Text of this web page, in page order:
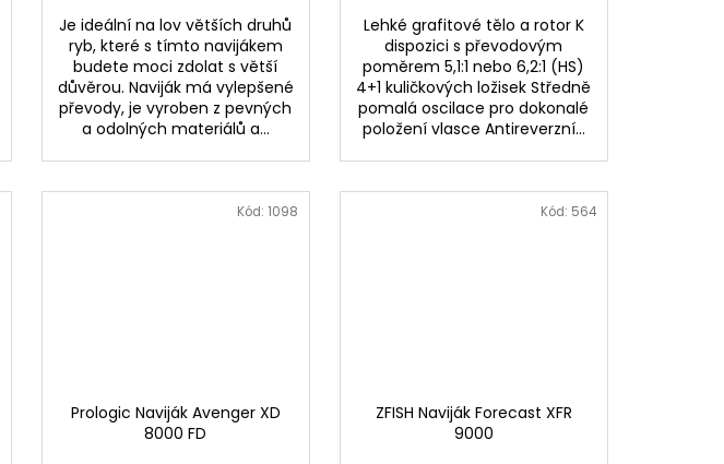
Je ideální na lov větších druhů
ryb, které s tímto navijákem
budete moci zdolat s větší
důvěrou. Naviják má vylepšené
převody, je vyroben z pevných
a odolných materiálů a...
Lehké grafitové tělo a rotor K
dispozici s převodovým
poměrem 5,1:1 nebo 6,2:1 (HS)
4+1 kuličkových ložisek Středně
pomalá oscilace pro dokonalé
položení vlasce Antireverzní...
Prologic Naviják Avenger XD
8000 FD
Kód: 1098
ZFISH Naviják Forecast XFR
9000
Kód: 564